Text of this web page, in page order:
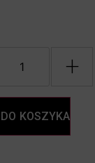
+
KOSZYKA